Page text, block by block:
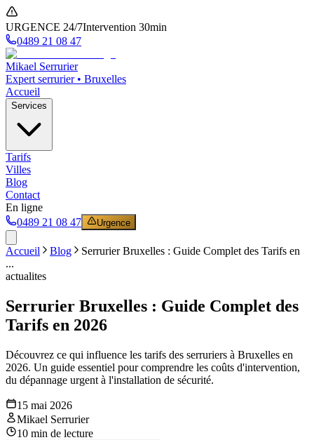
URGENCE 24/7Intervention 30min
0489 21 08 47
Mikael Serrurier
Expert serrurier • Bruxelles
Accueil
Services
Tarifs
Villes
Blog
Contact
En ligne
0489 21 08 47
Urgence
Accueil Blog
Serrurier Bruxelles : Guide Complet des Tarifs en
...
actualites
Serrurier Bruxelles : Guide Complet des
Tarifs en 2026
Découvrez ce qui influence les tarifs des serruriers à Bruxelles en
2026. Un guide essentiel pour comprendre les coûts d'intervention,
du dépannage urgent à l'installation de sécurité.
15 mai 2026
Mikael Serrurier
10 min de lecture